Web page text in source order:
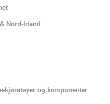
Nord-Irland
og komponenter